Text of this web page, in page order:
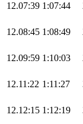
12.07:39 1:07:44
12.08:45 1:08:49
12.09:59 1:10:03
12.11:22 1:11:27
12.12:15 1:12:19